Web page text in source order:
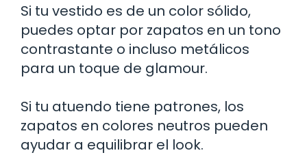
Si tu vestido es de un color sólido,
puedes optar por zapatos en un tono
contrastante o incluso metálicos
para un toque de glamour.
Si tu atuendo tiene patrones, los
zapatos en colores neutros pueden
ayudar a equilibrar el look.